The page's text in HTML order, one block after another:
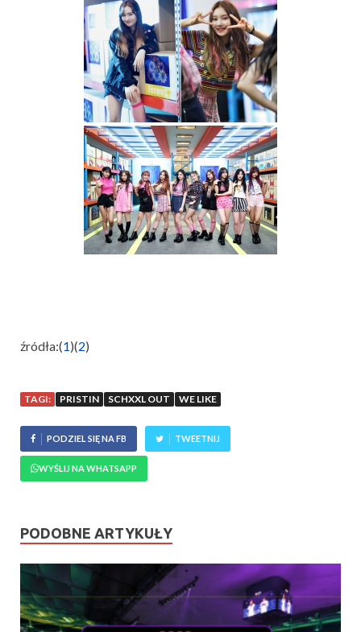
źródła:(1)(2)
TAGI: PRISTIN SCHXXL OUT WE LIKE
PODZIEL SIĘ NA FB TWEETNIJ
WYŚLIJ NA WHATSAPP
PODOBNE ARTYKUŁY